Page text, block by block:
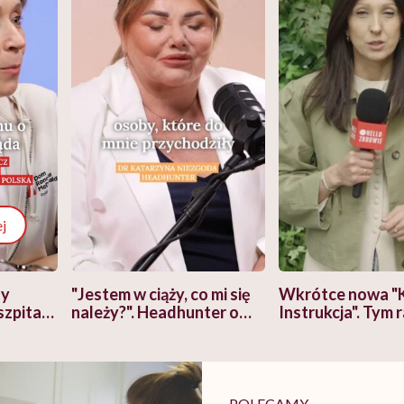
"Jestem w ciąży, co mi się
należy?". Headhunter o
pracy
Wkrótce nowa
Instrukcja". Tym